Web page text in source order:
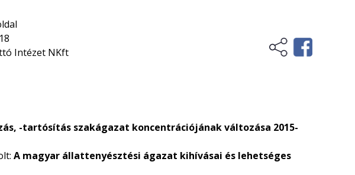
Intézet NKft
-tartósítás szakágazat koncentrációjának változása 2015-
A magyar állattenyésztési ágazat kihívásai és lehetséges